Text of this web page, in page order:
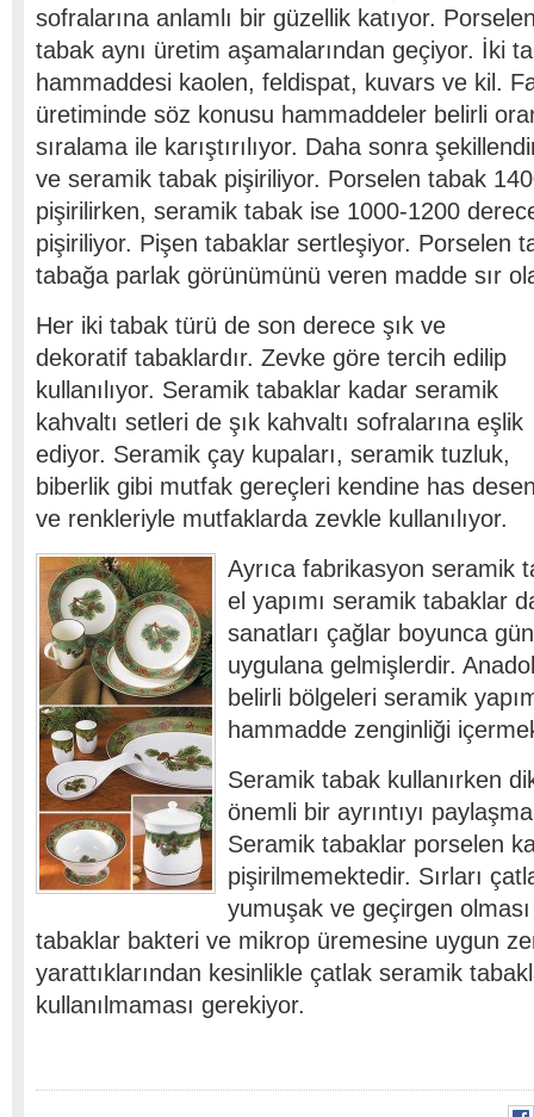
sofralarına anlamlı bir güzellik katıyor.
tabak aynı üretim aşamalarından geçiyor. İki
hammaddesi kaolen, feldispat, kuvars ve kil.
üretiminde söz konusu hammaddeler belirli
sıralama ile karıştırılıyor. Daha sonra
ve seramik tabak pişiriliyor. Porselen tabak
pişirilirken, seramik tabak ise 1000-1200
pişiriliyor. Pişen tabaklar sertleşiyor. Porselen
tabağa parlak görünümünü veren madde sır
Her iki tabak türü de son derece şık ve
dekoratif tabaklardır. Zevke göre tercih edilip
kullanılıyor. Seramik tabaklar kadar seramik
kahvaltı setleri de şık kahvaltı sofralarına eşlik
ediyor. Seramik çay kupaları, seramik tuzluk,
biberlik gibi mutfak gereçleri kendine has
ve renkleriyle mutfaklarda zevkle kullanılıyor.
Ayrıca fabrikasyon seramik
el yapımı seramik tabaklar
sanatları çağlar boyunca
uygulana gelmişlerdir.
belirli bölgeleri seramik
hammadde zenginliği
Seramik tabak kullanırken
önemli bir ayrıntıyı
Seramik tabaklar porselen
pişirilmemektedir. Sırları
yumuşak ve geçirgen
tabaklar bakteri ve mikrop üremesine uygun
yarattıklarından kesinlikle çatlak seramik
kullanılmaması gerekiyor.